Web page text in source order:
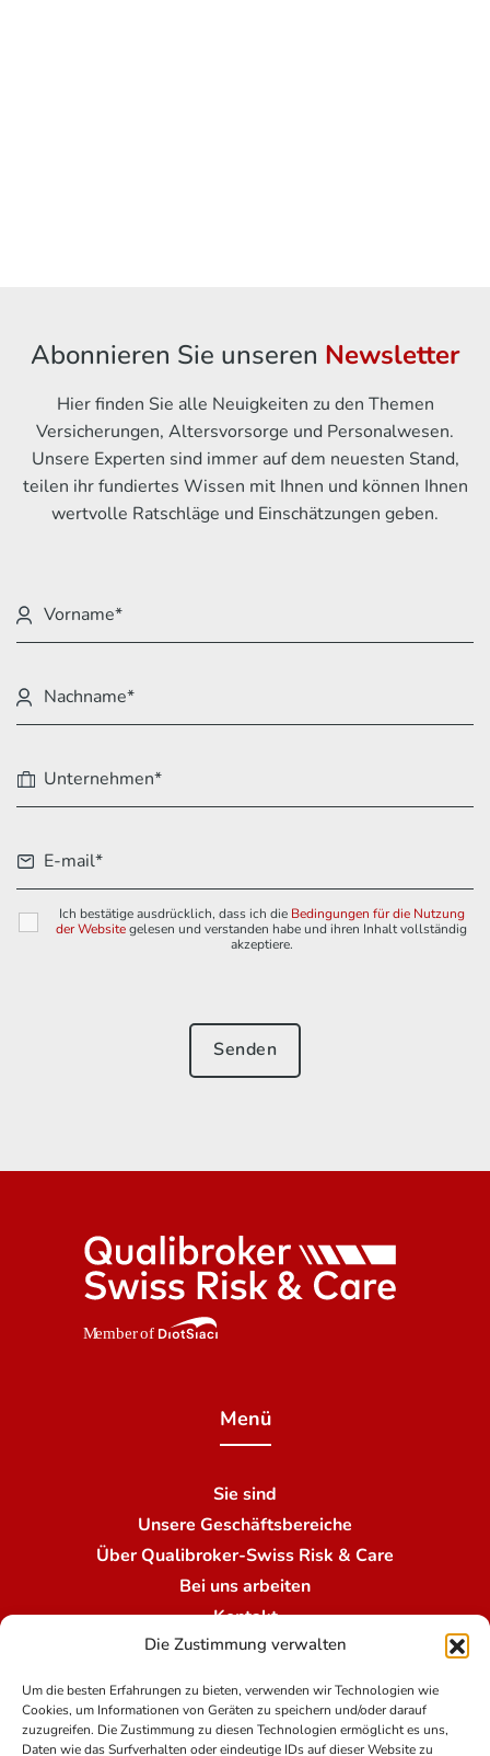
Die Zustimmung verwalten
Um die besten Erfahrungen zu bieten, verwenden wir Technologien wie
Cookies, um Informationen von Geräten zu speichern und/oder darauf
zuzugreifen. Die Zustimmung zu diesen Technologien ermöglicht es uns,
Daten wie das Surfverhalten oder eindeutige IDs auf dieser Website zu
Abonnieren Sie unseren Newsletter
Hier finden Sie alle Neuigkeiten zu den Themen
Versicherungen, Altersvorsorge und Personalwesen.
Unsere Experten sind immer auf dem neuesten Stand,
teilen ihr fundiertes Wissen mit Ihnen und können Ihnen
wertvolle Ratschläge und Einschätzungen geben.
Ich bestätige ausdrücklich, dass ich die Bedingungen für die Nutzung
der Websitegelesen und verstanden habe und ihren Inhalt vollständig
akzeptiere.
Menü
Sie sind
Unsere Geschäftsbereiche
Über Qualibroker-Swiss Risk & Care
Bei uns arbeiten
Kontakt
Unsere Niederlassungen
Nutzungsbedingungen